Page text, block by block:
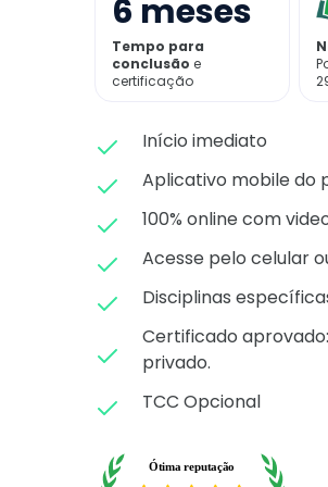
6 meses
Tempo para
conclusão e
certificação
Início imediato
Aplicativo mobile do
100% online com
Acesse pelo celular
Disciplinas
Certificado
privado.
TCC Opcional